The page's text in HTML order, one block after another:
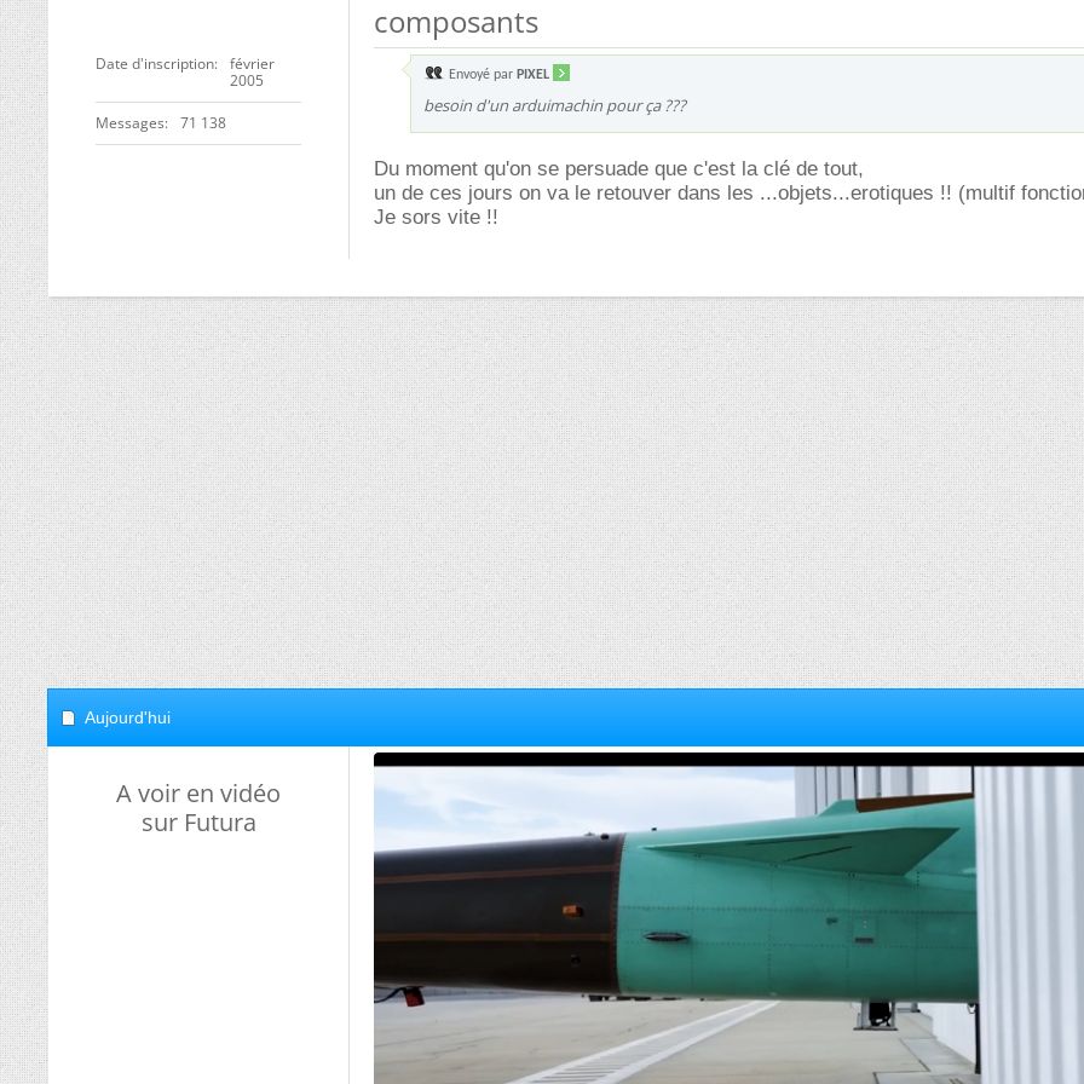
Date d'inscription
février
2005
Messages 71 138
composants
Envoyé par PIXEL
besoin d'un arduimachin pour ça ???
Du moment qu'on se persuade que c'est la clé de tout,
un de ces jours on va le retouver dans les ...objets...erotiques !! (multif
Je sors vite !!
Aujourd'hui
A voir en vidéo
sur Futura